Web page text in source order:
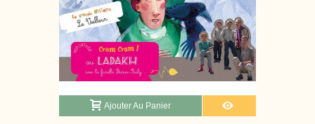
Ajouter Au Panier